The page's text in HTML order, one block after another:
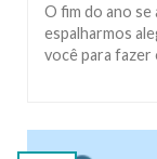
O fim do ano se
espalharmos
você para fazer